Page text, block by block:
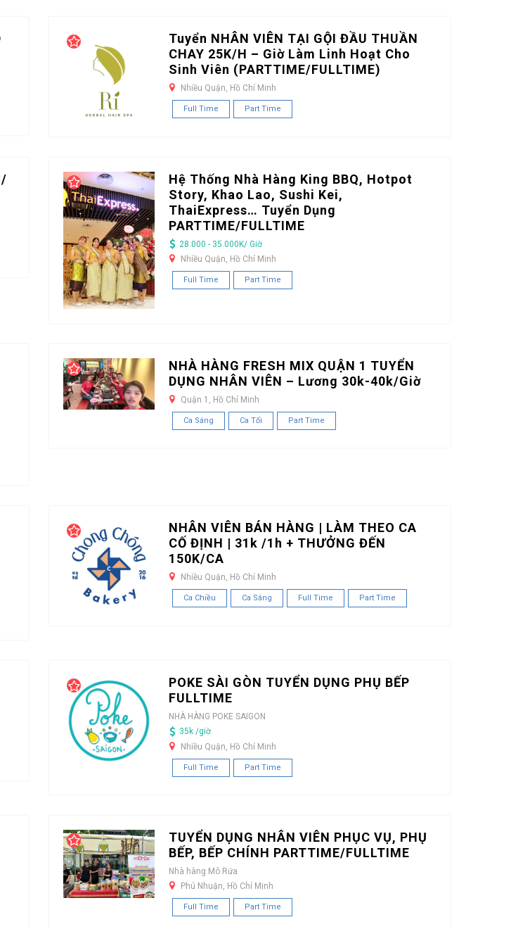
Tuyển NHÂN VIÊN TẠI GỘI ĐẦU THUẦN
CHAY 25K/H – Giờ Làm Linh Hoạt Cho
Sinh Viên (PARTTIME/FULLTIME)
Nhiều Quận, Hồ Chí Minh
Full Time Part Time
Hệ Thống Nhà Hàng King BBQ, Hotpot
Story, Khao Lao, Sushi Kei,
ThaiExpress… Tuyển Dụng
PARTTIME/FULLTIME
28.000 - 35.000K/ Giờ
Nhiều Quận, Hồ Chí Minh
Full Time Part Time
NHÀ HÀNG FRESH MIX QUẬN 1 TUYỂN
DỤNG NHÂN VIÊN – Lương 30k-40k/Giờ
Quận 1, Hồ Chí Minh
Ca Sáng Ca Tối Part Time
NHÂN VIÊN BÁN HÀNG | LÀM THEO CA
CỐ ĐỊNH | 31k /1h + THƯỞNG ĐẾN
150K/CA
Nhiều Quận, Hồ Chí Minh
Ca Chiều Ca Sáng Full Time Part Time
POKE SÀI GÒN TUYỂN DỤNG PHỤ BẾP
FULLTIME
NHÀ HÀNG POKE SAIGON
35k /giờ
Nhiều Quận, Hồ Chí Minh
Full Time Part Time
TUYỂN DỤNG NHÂN VIÊN PHỤC VỤ, PHỤ
BẾP, BẾP CHÍNH PARTTIME/FULLTIME
Nhà hàng Mô Rứa
Phú Nhuận, Hồ Chí Minh
Full Time Part Time